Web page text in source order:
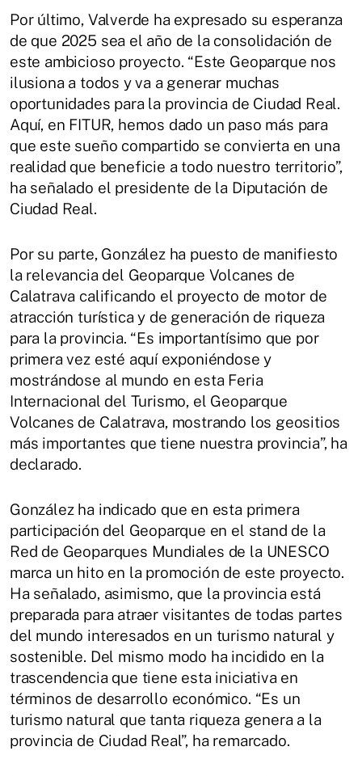
Por último, Valverde ha expresado su esperanza
de que 2025 sea el año de la consolidación de
este ambicioso proyecto. “Este Geoparque nos
ilusiona a todos y va a generar muchas
oportunidades para la provincia de Ciudad Real.
Aquí, en FITUR, hemos dado un paso más para
que este sueño compartido se convierta en una
realidad que beneficie a todo nuestro territorio”,
ha señalado el presidente de la Diputación de
Ciudad Real.
Por su parte, González ha puesto de manifiesto
la relevancia del Geoparque Volcanes de
Calatrava calificando el proyecto de motor de
atracción turística y de generación de riqueza
para la provincia. “Es importantísimo que por
primera vez esté aquí exponiéndose y
mostrándose al mundo en esta Feria
Internacional del Turismo, el Geoparque
Volcanes de Calatrava, mostrando los geositios
más importantes que tiene nuestra provincia”, ha
declarado.
González ha indicado que en esta primera
participación del Geoparque en el stand de la
Red de Geoparques Mundiales de la UNESCO
marca un hito en la promoción de este proyecto.
Ha señalado, asimismo, que la provincia está
preparada para atraer visitantes de todas partes
del mundo interesados en un turismo natural y
sostenible. Del mismo modo ha incidido en la
trascendencia que tiene esta iniciativa en
términos de desarrollo económico. “Es un
turismo natural que tanta riqueza genera a la
provincia de Ciudad Real”, ha remarcado.